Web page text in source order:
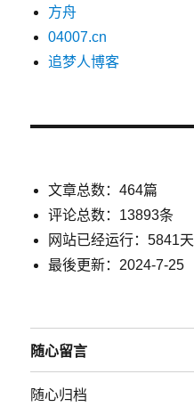
方舟
04007.cn
追梦人博客
文章总数：464篇
评论总数：13893条
网站已经运行：5841天
最後更新：2024-7-25
随心留言
随心归档